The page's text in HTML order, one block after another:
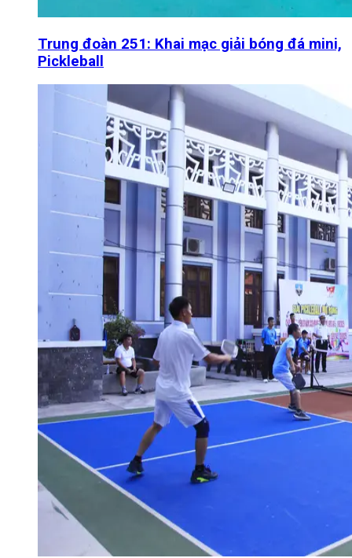
Trung đoàn 251: Khai mạc giải bóng đá mini,
Pickleball